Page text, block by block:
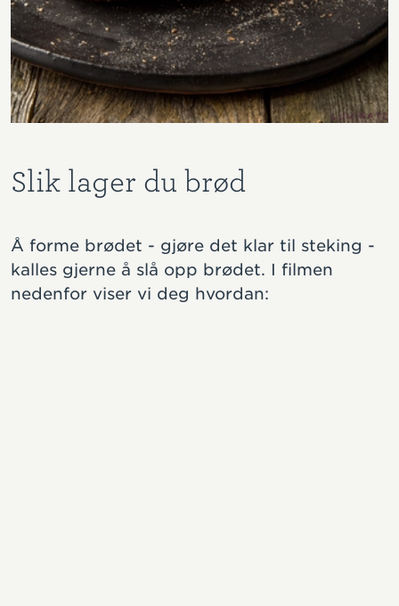
Slik lager du brød
Å forme brødet - gjøre det klar til steking -
kalles gjerne å slå opp brødet. I filmen
nedenfor viser vi deg hvordan: